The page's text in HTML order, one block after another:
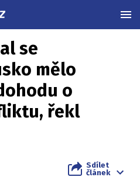
se
mělo
o
řekl
Sdílet
článek